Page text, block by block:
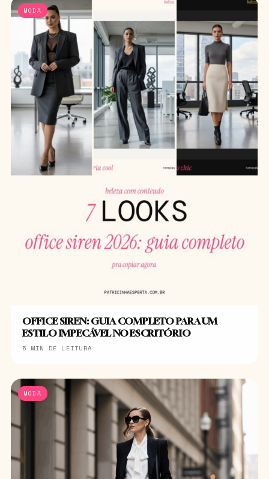
MODA
OFFICE SIREN: GUIA COMPLETO PARA UM
ESTILO IMPECÁVEL NO ESCRITÓRIO
5 MIN DE LEITURA
MODA